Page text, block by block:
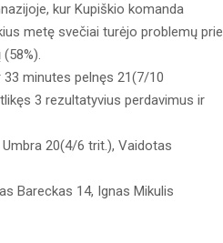
kur Kupiškio komanda
metę svečiai turėjo problemų prie
33 minutes pelnęs 21(7/10
3 rezultatyvius perdavimus ir
Umbra 20(4/6 trit.), Vaidotas
Bareckas 14, Ignas Mikulis